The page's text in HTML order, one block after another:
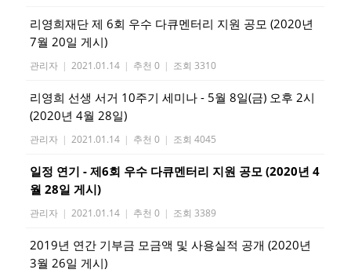
리영희재단 제 6회 우수 다큐멘터리 지원 공모 (2020년
7월 20일 게시)
관리자 | 2021.01.14 | 추천 0 | 조회 3310
리영희 선생 서거 10주기 세미나 - 5월 8일(금) 오후 2시
(2020년 4월 28일)
관리자 | 2021.01.14 | 추천 0 | 조회 4045
일정 연기 - 제6회 우수 다큐멘터리 지원 공모 (2020년 4
월 28일 게시)
관리자 | 2021.01.14 | 추천 0 | 조회 3389
2019년 연간 기부금 모금액 및 사용실적 공개 (2020년
3월 26일 게시)